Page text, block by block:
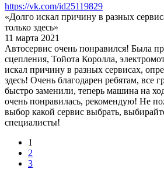
https://vk.com/id25119829
«Долго искал причину в разных
только здесь»
11 марта 2021
Автосервис очень понравился! Была
сцепления, Тойота Королла,
искал причину в разных сервисах,
здесь! Очень благодарен ребятам, все
быстро заменили, теперь машина на
очень понравилась, рекомендую! Не
выбор какой сервис выбрать,
специалисты!
1
2
3